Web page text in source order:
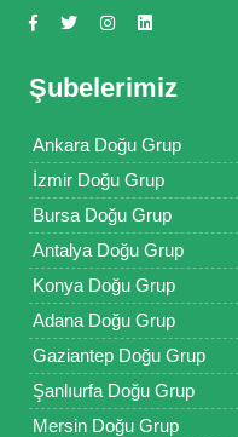
Şubelerimiz
Ankara Doğu Grup
İzmir Doğu Grup
Bursa Doğu Grup
Antalya Doğu Grup
Konya Doğu Grup
Adana Doğu Grup
Gaziantep Doğu Grup
Şanlıurfa Doğu Grup
Mersin Doğu Grup